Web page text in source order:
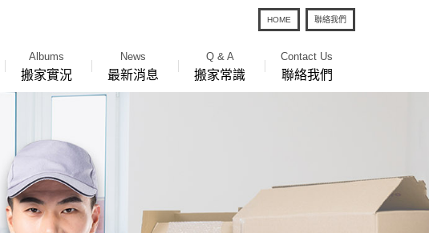
HOME 聯絡我們
Albums
搬家實況
News
最新消息
Q & A
搬家常識
Contact Us
聯絡我們